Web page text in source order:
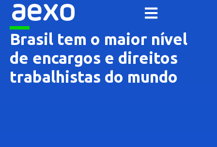
Brasil tem o maior nível
de encargos e direitos
trabalhistas do mundo